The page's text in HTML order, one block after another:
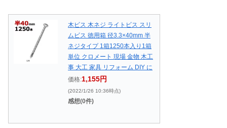
木ビス 木ネジ ライトビス スリ
ムビス 徳用箱 径3.3×40mm 半
ネジタイプ 1箱1250本入り1箱
単位 クロメート 現場 金物 木工
事 大工 家具 リフォーム DIY に
価格:1,155円
(2022/1/26 10:36時点)
感想(0件)